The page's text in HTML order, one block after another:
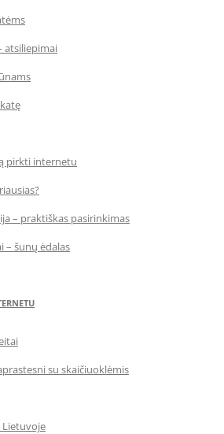
atsiliepimai
pirkti internetu
– praktiškas pasirinkimas
– šunų ėdalas
su skaičiuoklėmis